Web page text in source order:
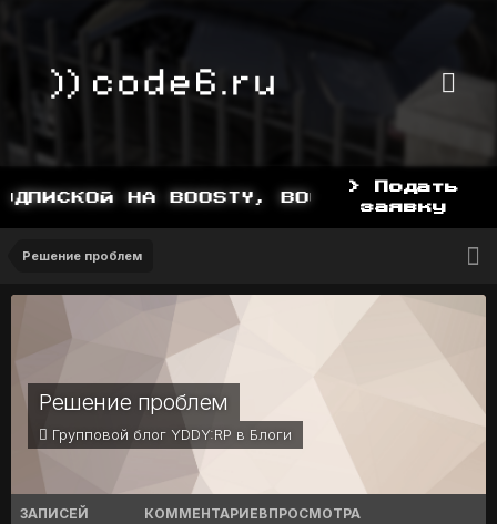
НА BOOSTY, BOOSTY.TO/YDDY
> Подать
заявку
Решение проблем
Решение проблем
Групповой блог YDDY:RP в Блоги
ЗАПИСЕЙ КОММЕНТАРИЕВПРОСМОТРА